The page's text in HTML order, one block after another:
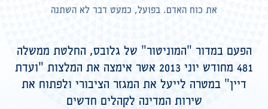
את כוח האדם. בפועל, כמעט דבר לא השתנה
הפעם במדור "המוניטור" של גלובס, החלטת ממשלה
481 מחודש יוני 2013 אשר אימצה את המלצות "ועדת
דיין" במטרה לייעל את המגזר הציבורי ולפתוח את
שירות המדינה לקהלים חדשים